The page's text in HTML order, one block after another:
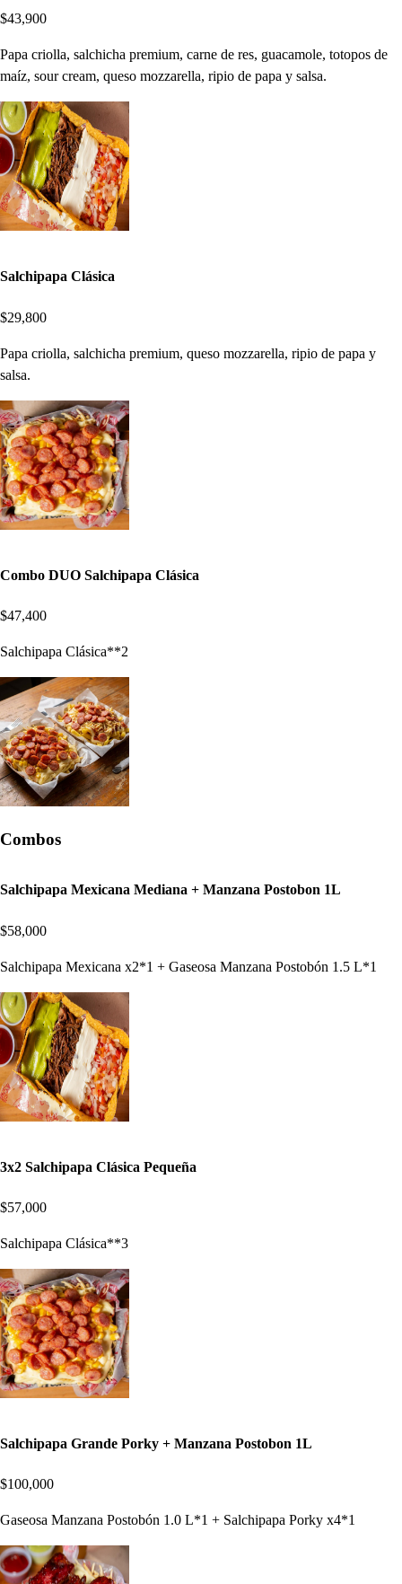
$43,900
Papa criolla, salchicha premium, carne de res, guacamole, totopos de
maíz, sour cream, queso mozzarella, ripio de papa y salsa.
Salchipapa Clásica
$29,800
Papa criolla, salchicha premium, queso mozzarella, ripio de papa y
salsa.
Combo DUO Salchipapa Clásica
$47,400
Salchipapa Clásica**2
Combos
Salchipapa Mexicana Mediana + Manzana Postobon 1L
$58,000
Salchipapa Mexicana x2*1 + Gaseosa Manzana Postobón 1.5 L*1
3x2 Salchipapa Clásica Pequeña
$57,000
Salchipapa Clásica**3
Salchipapa Grande Porky + Manzana Postobon 1L
$100,000
Gaseosa Manzana Postobón 1.0 L*1 + Salchipapa Porky x4*1